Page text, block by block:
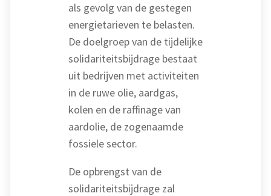
als gevolg van de gestegen
energietarieven te belasten.
De doelgroep van de tijdelijke
solidariteitsbijdrage bestaat
uit bedrijven met activiteiten
in de ruwe olie, aardgas,
kolen en de raffinage van
aardolie, de zogenaamde
fossiele sector.
De opbrengst van de
solidariteitsbijdrage zal